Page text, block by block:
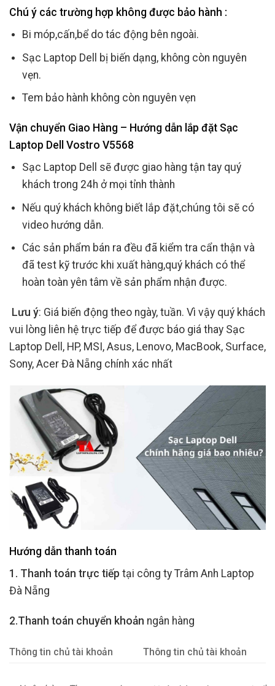
Chú ý các trường hợp không được bảo hành :
Bi móp,cấn,bể do tác động bên ngoài.
Sạc Laptop Dell bị biến dạng, không còn nguyên
vẹn.
Tem bảo hành không còn nguyên vẹn
Vận chuyển Giao Hàng – Hướng dẫn lắp đặt Sạc
Laptop Dell Vostro V5568
Sạc Laptop Dell sẽ được giao hàng tận tay quý
khách trong 24h ở mọi tỉnh thành
Nếu quý khách không biết lắp đặt,chúng tôi sẽ có
video hướng dẫn.
Các sản phẩm bán ra đều đã kiểm tra cẩn thận và
đã test kỹ trước khi xuất hàng,quý khách có thể
hoàn toàn yên tâm về sản phẩm nhận được.
Lưu ý: Giá biến động theo ngày, tuần. Vì vậy quý khách
vui lòng liên hệ trực tiếp để được báo giá thay Sạc
Laptop Dell, HP, MSI, Asus, Lenovo, MacBook, Surface,
Sony, Acer Đà Nẵng chính xác nhất
Hướng dẫn thanh toán
1. Thanh toán trực tiếp tại công ty Trâm Anh Laptop
Đà Nẵng
2.Thanh toán chuyển khoản ngân hàng
Thông tin chủ tài khoản Thông tin chủ tài khoản